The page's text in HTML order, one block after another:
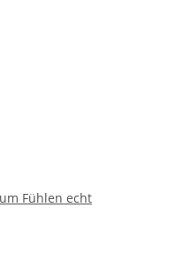
Fühlen echt